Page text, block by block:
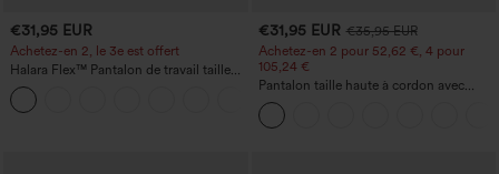
€31,95 EUR
Achetez-en 2, le 3e est offert
Halara Flex™ Pantalon de travail taille
haute avec poche latérale arrière et
légère coupe évasée
€31,95 EUR €35,95 EUR
Achetez-en 2 pour 52,62 €, 4 pour
105,24 €
Pantalon taille haute à cordon avec
poches, jambe large et coupe ample,
style décontracté, effet lin